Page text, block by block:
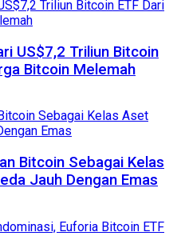
US$7,2 Triliun Bitcoin
Bitcoin Melemah
Bitcoin Sebagai Kelas
Jauh Dengan Emas